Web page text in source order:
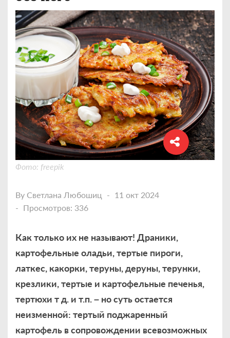
Фото: freepik
By Светлана Любошиц
11 окт 2024
Просмотров: 336
Как только их не называют! Драники,
картофельные оладьи, тертые пироги,
латкес, какорки, теруны, деруны, терунки,
крезлики, тертые и картофельные печенья,
тертюхи т д. и т.п. – но суть остается
неизменной: тертый поджаренный
картофель в сопровождении всевозможных